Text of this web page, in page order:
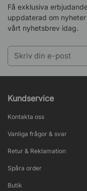
Få exklusiva
uppdaterad om
vårt nyhetsbrev idag.
Kundservice
Kontakta oss
Vanliga frågor & svar
Retur & Reklamation
Spåra order
Butik